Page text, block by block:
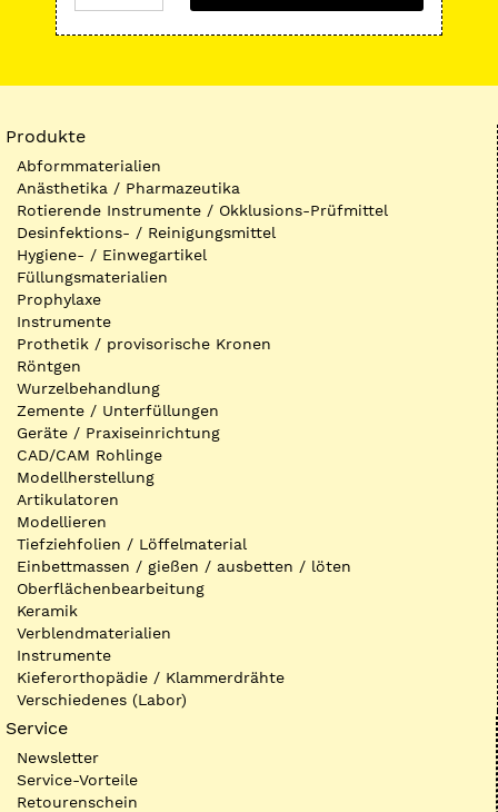
Produkte
Abformmaterialien
Anästhetika / Pharmazeutika
Rotierende Instrumente / Okklusions-Prüfmittel
Desinfektions- / Reinigungsmittel
Hygiene- / Einwegartikel
Füllungsmaterialien
Prophylaxe
Instrumente
Prothetik / provisorische Kronen
Röntgen
Wurzelbehandlung
Zemente / Unterfüllungen
Geräte / Praxiseinrichtung
CAD/CAM Rohlinge
Modellherstellung
Artikulatoren
Modellieren
Tiefziehfolien / Löffelmaterial
Einbettmassen / gießen / ausbetten / löten
Oberflächenbearbeitung
Keramik
Verblendmaterialien
Instrumente
Kieferorthopädie / Klammerdrähte
Verschiedenes (Labor)
Service
Newsletter
Service-Vorteile
Retourenschein